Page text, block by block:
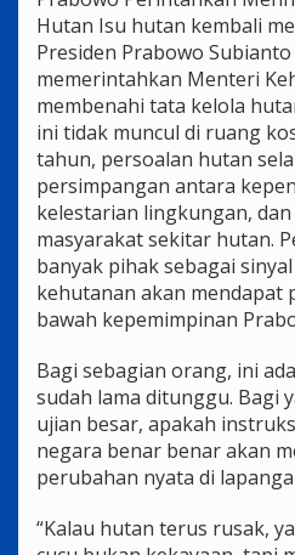
Hutan Isu hutan kembali
Presiden Prabowo
memerintahkan Menteri
membenahi tata kelola
ini tidak muncul di ruang
tahun, persoalan hutan
persimpangan antara
kelestarian lingkungan,
masyarakat sekitar hutan.
banyak pihak sebagai
kehutanan akan mendapat
bawah kepemimpinan
Bagi sebagian orang, ini
sudah lama ditunggu. Bagi
ujian besar, apakah
negara benar benar akan
perubahan nyata di
“Kalau hutan terus rusak,